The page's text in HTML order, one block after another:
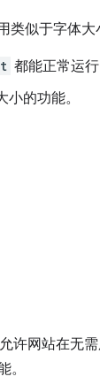
类似于字体
都能正常运行
的功能。
许网站在无
。